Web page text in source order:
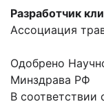
Разработчик
Ассоциация
Одобрено
Минздрава РФ
В соответствии